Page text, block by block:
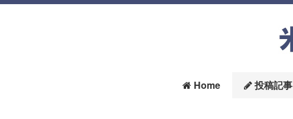
Home 投稿記事